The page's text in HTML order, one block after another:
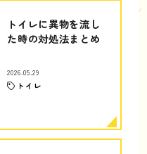
トイレに異物を流し
た時の対処法まとめ
2026.05.29
トイレ